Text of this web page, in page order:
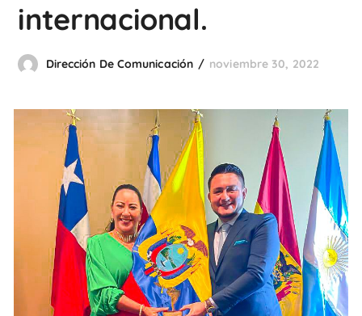
internacional.
Dirección De Comunicación noviembre 30, 2022